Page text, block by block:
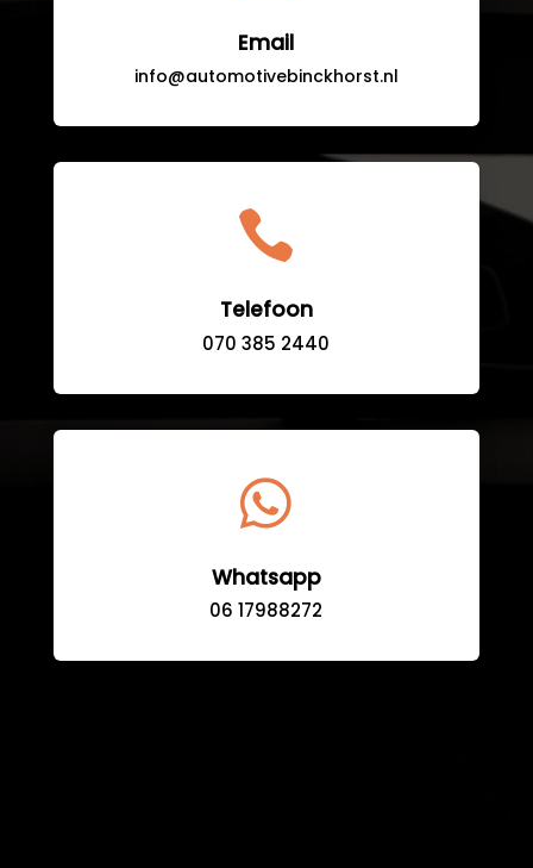
Email
info@automotivebinckhorst.nl

Telefoon
070 385 2440

Whatsapp
06 17988272